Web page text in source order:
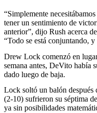
“Simplemente
tener un sentimiento de
anterior”, dijo Rush acerca
“Todo se está conjuntando,
Drew Lock comenzó en
semana antes, DeVito había
dado luego de baja.
Lock soltó un balón
(2-10) sufrieron su séptima
ya sin posibilidades